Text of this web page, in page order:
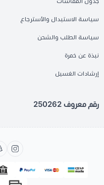
سياسة الاستبدال والأسترجاع
سياسة الطلب والشحن
نبذة عن خمرة
إرشادات الغسيل
رقم معروف 250262